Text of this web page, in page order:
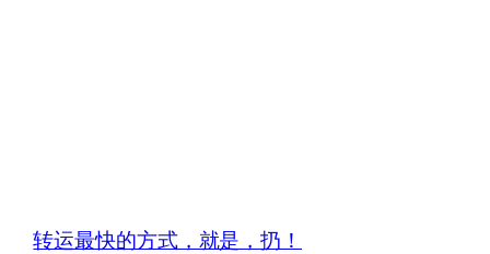
转运最快的方式，就是，扔！